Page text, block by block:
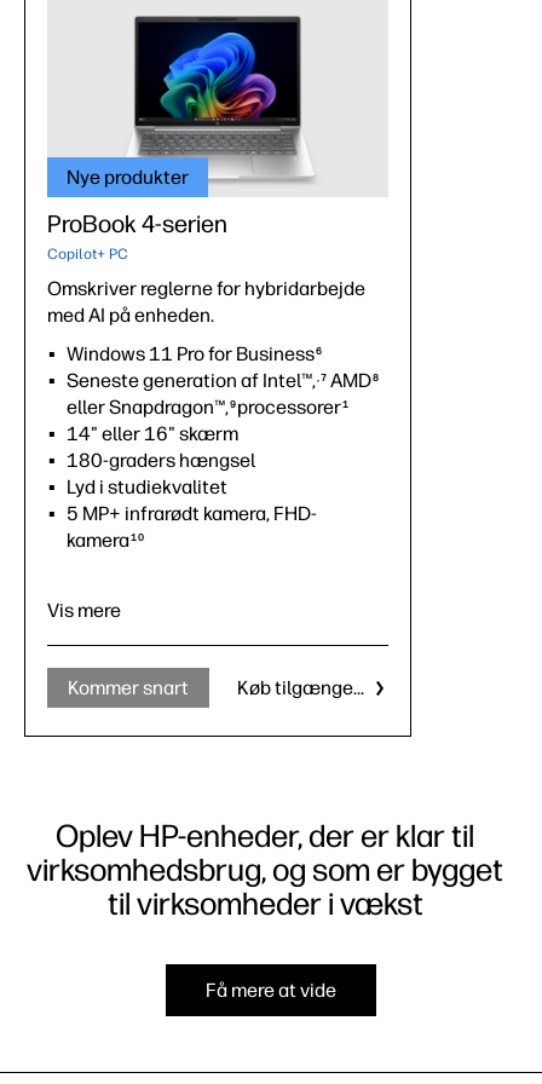
Nye produkter
ProBook 4-serien
Copilot+ PC
Omskriver reglerne for hybridarbejde
med AI på enheden.
Windows 11 Pro for Business6
Seneste generation af Intel™,,7 AMD8
eller Snapdragon™,9 processorer1
14" eller 16" skærm
180-graders hængsel
Lyd i studiekvalitet
5 MP+ infrarødt kamera, FHD-
kamera10
Vis mere
Kommer snart Køb tilgængelig
Oplev HP-enheder, der er klar til
virksomhedsbrug, og som er bygget
til virksomheder i vækst
Få mere at vide